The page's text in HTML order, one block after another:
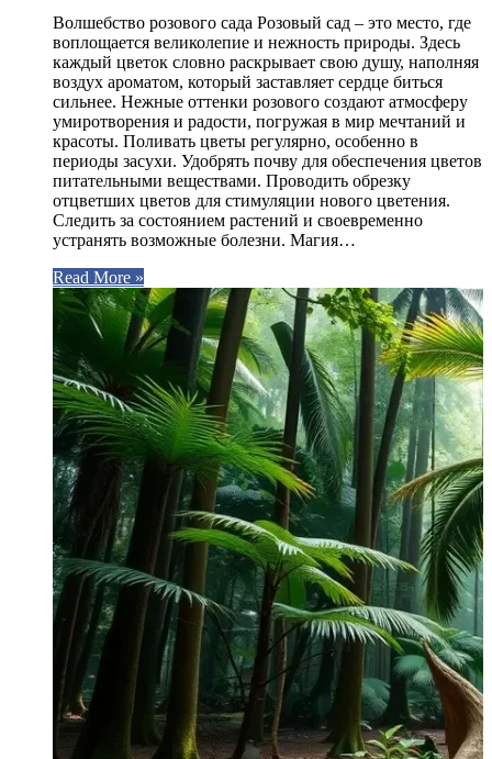
Волшебство розового сада Розовый сад – это место, где
воплощается великолепие и нежность природы. Здесь
каждый цветок словно раскрывает свою душу, наполняя
воздух ароматом, который заставляет сердце биться
сильнее. Нежные оттенки розового создают атмосферу
умиротворения и радости, погружая в мир мечтаний и
красоты. Поливать цветы регулярно, особенно в
периоды засухи. Удобрять почву для обеспечения цветов
питательными веществами. Проводить обрезку
отцветших цветов для стимуляции нового цветения.
Следить за состоянием растений и своевременно
устранять возможные болезни. Магия…
Read More »